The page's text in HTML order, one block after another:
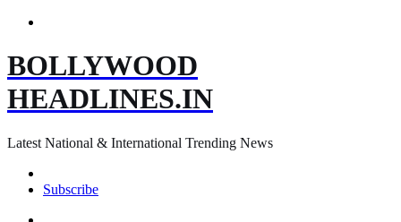
BOLLYWOOD
HEADLINES.IN
Latest National & International Trending News
Subscribe